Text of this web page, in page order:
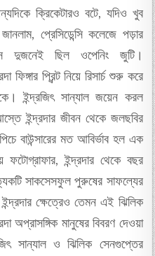
ক্রিকেটারও বটে, যদিও খুব
প্রেসিডেন্সি কলেজে পড়ার
দুজনেই ছিল ওপেনিং জুটি।
ফিঙ্গার প্রিন্ট নিয়ে রিসার্চ শুরু করে
ইন্দ্রজিৎ সান্যাল জয়েন করল
ইন্দ্রদার জীবন থেকে জলছবির
বাউন্সারের মত আবির্ভাব হল এক
ফটোগ্রাফার, ইন্দ্রদার থেকে বছর
সাকসেসফুল পুরুষের সাফল্যের
ক্ষেত্রেও তেমন এই ঝিলিক
অপ্রাসঙ্গিক মানুষের বিবরণ দেওয়া
সান্যাল ও ঝিলিক সেনগুপ্তের